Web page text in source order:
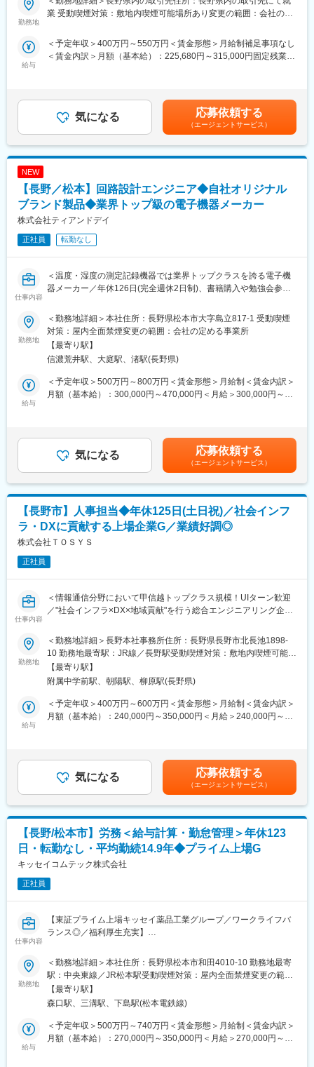
東日本大震災復興、他多数
・在籍人数：全国9支社にて約1,000名以上の技術が活躍しており
【ワークライフバランスが整う環境】
◎勤務時間や休日も公務員に準拠！基本的に土日や祝日が休みと
なり、働きやすい環境が用意されています！
◎官公庁は「働き方改革」を推進する立場にあるので、残業は少
ない傾向です！社内・社外業務比率もほぼ50:50と、室内での事務
業務が多いのも特徴です！
変更の範囲：無
【職務概要】
インフラなど大規模な案件を担当することが多く、公共工事が円
滑に進むよう施工管理や資料作成業務などを担当していただきま
国や都道府県、政令都市など官公庁が発注する公共事業（河川・
道路工事等）の発注業務をサポートすることです。
工事の積算や検査などの業務を公務員に代わって行うことで、ワ
ークライフバランス良く働くことが可能です。
・公共事業における各種資料作成や工事費用の算出補助
・工事を実行するために必要な資料作成
・工事の施工状況チェック
・工事検査などへの参加・立ち合い
【ポジションの詳細】
※なるべくご自宅近くの案件先をご紹介できるよう努めております
・主な取引先：国土交通省、農林水産省、地方自治体、鉄道運輸
東日本大震災復興、他多数
・在籍人数：全国9支社にて約1,000名以上の技術が活躍しており
ます！中途入社者、多数活躍中！
◎みなし公務員とも呼ばれるのが発注者支援業務です！
働く環境、退社時間や休日も公務員に準拠！発注者支援業務は職
なり、働きやすい環境が用意されています！
◎官公庁は「働き方改革」を推進する立場にあるので、残業は少
ない傾向です！社内・社外業務比率もほぼ50:50と、室内での事務
業務が多いのも特徴です！
勤務地
業 受動喫煙対策：敷地内喫煙可能場所あり変更の範囲：会社の定
給与
＜予定年収＞400万円～550万円＜賃金形態＞月給制補足事項なし
＜賃金内訳＞月額（基本給）：225,680円～315,000円固定残業手
＞■昇給：年1回（7月）■賞与：年2回（6月、12月）※正社員移行
前は毎月手当として支給（年間で見た受給金額に影響が出ないよ
う考慮あり）■モデル年収：540万円／35歳・経験10年…月額35
万円＋残業手当・一律手当600万円／40歳・経験15年…月額37万
円＋残業手当・一律手当賃金はあくまでも目安の金額であり、選
めた表記です。
気になる 応募依頼する
（エージェントサービス）
NEW
【長野／松本】回路設計エンジニア◆自社オリジナル
ブランド製品◆業界トップ級の電子機器メーカー
株式会社ティアンドデイ
正社員 転勤なし
仕事内容
＜温度・湿度の測定記録機器では業界トップクラスを誇る電子機
器メーカー／年休126日(完全週休2日制)、書籍購入や勉強会参加
■業務内容：
製品に組み込まれる電子回路の仕様、設計、試作、評価までお任
せします。
■業務詳細：
・製品仕様の検討、作成（アプリやWebサービスを含めたシステ
・試作品評価、検証
・各種認証取得業務（無線機器の認証など）
■開発環境：
ソース管理：GitLab
チャットツール：Slack
情報共有：Slack、Google Workspace、GitLab
■配属イメージ：
プロダクトエンジニアリング部への配属になります。
他の技術メンバーや他部署とも連携しながら業務を進めていきま
す。
部門間の垣根が低く、上下関係も緩やかな職場なのでコミュニケ
業務は特定分野だけでなく、適性に合わせて様々な分野にも携わ
っていただきます。
■やりがい：
グ回路とCPU周辺のデジタル回路が混在し、また独自の小電力無
線、無線LANやBluetoothなどの無線技術が組み込まれています。
できるエンジニアの方々をお待ちしています。
■キャリア：
発するのは自社オリジナルブランド製品の為、個々のスキルに応
じて、ハードウェア設計だけにとどまらず、ソフトウェア設計、
アプリやWebサービス、企画などにも関わることができます。
自分の影響力の範囲を限定せず、多面的に活躍したい方にはとて
も魅力的な職場です。
変更の範囲：会社の定める業務
勤務地
＜勤務地詳細＞本社住所：長野県松本市大字島立817-1 受動喫煙
対策：屋内全面禁煙変更の範囲：会社の定める事業所
【最寄り駅】
信濃荒井駅、大庭駅、渚駅(長野県)
給与
＜予定年収＞500万円～800万円＜賃金形態＞月給制＜賃金内訳＞
月額（基本給）：300,000円～470,000円＜月給＞300,000円～
安の金額であり、選考を通じて上下する可能性があります。月給
(月額)は固定手当を含めた表記です。
気になる 応募依頼する
（エージェントサービス）
【長野市】人事担当◆年休125日(土日祝)／社会インフ
ラ・DXに貢献する上場企業G／業績好調◎
株式会社ＴＯＳＹＳ
正社員
仕事内容
＜情報通信分野において甲信越トップクラス規模！UIターン歓迎
／"社会インフラ×DX×地域貢献"を行う総合エンジニアリング企業
■業務内容：
当社総務人事部にて、人事担当・中途採用担当として下記業務を
主にご担当いただきます。
▽具体的には
・採用業務 … 中途採用の求人票作成、採用媒体・エージェント対
・労務管理 … 勤務時間・時間外労働・有給取得状況の管理、年次
有給休暇の取得推進
・人員管理 … 人員配置・異動・出向・転籍に関する手続き、人員
の人事情報の取りまとめ・報告
・規程・法対応 … 法改正対応、人事関連規程の整備・改定
・業務改善 … Microsoft 365・Power Platformを活用した人事業務
の電子化・効率化推進 など
■組織構成：
所属する総務人事部には、総務（3～4名）、人事（8名）、コン
プライアンス推進室（1名）および各部門長が所属しています。
・人事の人員構成：30代～50代／男性2名、女性6名
・業務のすみ分け：人事担当＆中途採用担当1名、新卒担当2名、
■当社について：
株式会社TOSYS（トーシス）は、コムシスグループの中核企業と
して、情報通信インフラの構築からITソリューション提供まで幅
主力事業は、光ファイバーや通信ネットワークなどの有線ネット
ワーク設備、携帯電話基地局などのモバイルネットワーク設備の
勤務地
＜勤務地詳細＞長野本社事務所住所：長野県長野市北長池1898-
10 勤務地最寄駅：JR線／長野駅受動喫煙対策：敷地内喫煙可能場
所あり変更の範囲：会社の定める事業所（リモートワーク含む）
【最寄り駅】
附属中学前駅、朝陽駅、柳原駅(長野県)
給与
＜予定年収＞400万円～600万円＜賃金形態＞月給制＜賃金内訳＞
月額（基本給）：240,000円～350,000円＜月給＞240,000円～
気になる 応募依頼する
（エージェントサービス）
【長野/松本市】労務＜給与計算・勤怠管理＞年休123
日・転勤なし・平均勤続14.9年◆プライム上場G
キッセイコムテック株式会社
正社員
仕事内容
【東証プライム上場キッセイ薬品工業グループ／ワークライフバ
ランス◎／福利厚生充実】
労務グループにおいて、以下の業務を中心に、労務業務全般を担
当していただきます。
＜具体的な仕事内容＞
・労務管理
給与計算／社会保険／勤怠管理／入社、退職に関する手続き／福
利厚生
勤務地
＜勤務地詳細＞本社住所：長野県松本市和田4010-10 勤務地最寄
駅：中央東線／JR松本駅受動喫煙対策：屋内全面禁煙変更の範
囲：会社の定める事業所
【最寄り駅】
森口駅、三溝駅、下島駅(松本電鉄線)
給与
＜予定年収＞500万円～740万円＜賃金形態＞月給制＜賃金内訳＞
月額（基本給）：270,000円～350,000円＜月給＞270,000円～